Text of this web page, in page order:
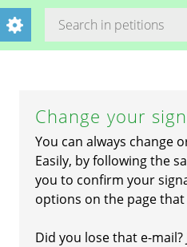
Change your
You can always change
Easily, by following the
you to confirm your
options on the page
Did you lose that e-